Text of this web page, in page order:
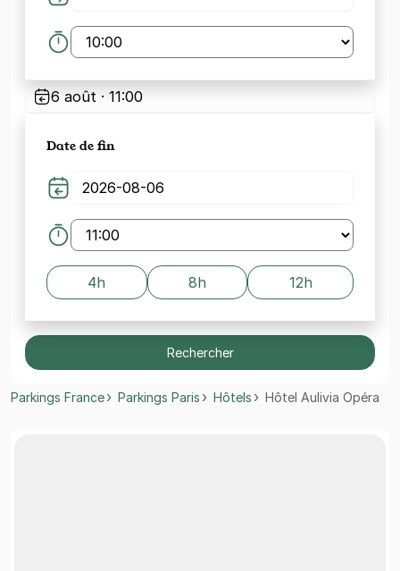
6 août · 11:00
Date de fin
4h 8h 12h
Rechercher
Parkings France Parkings Paris Hôtels Hôtel Aulivia Opéra